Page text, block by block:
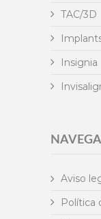
TAC/3D
Insignia
NAVEGA
Aviso
Política